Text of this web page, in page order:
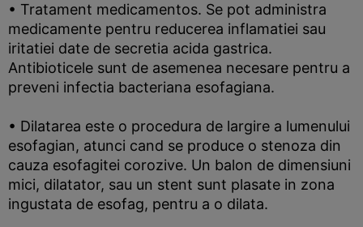
• Tratament medicamentos. Se pot administra
medicamente pentru reducerea inflamatiei sau
iritatiei date de secretia acida gastrica.
Antibioticele sunt de asemenea necesare pentru a
preveni infectia bacteriana esofagiana.
• Dilatarea este o procedura de largire a lumenului
esofagian, atunci cand se produce o stenoza din
cauza esofagitei corozive. Un balon de dimensiuni
mici, dilatator, sau un stent sunt plasate in zona
ingustata de esofag, pentru a o dilata.